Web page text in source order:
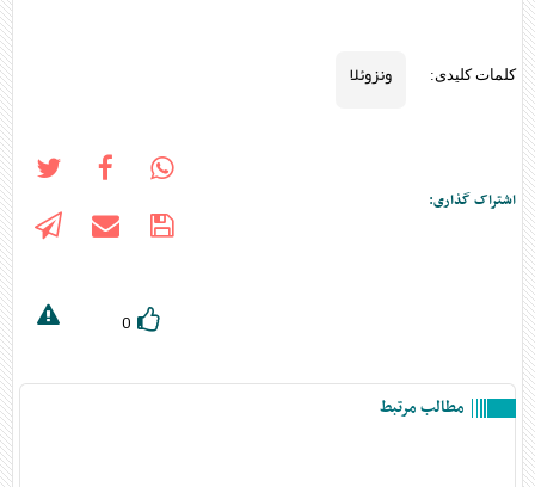
کلمات کلیدی: ونزوئلا
اشتراک گذاری:
0
مطالب مرتبط